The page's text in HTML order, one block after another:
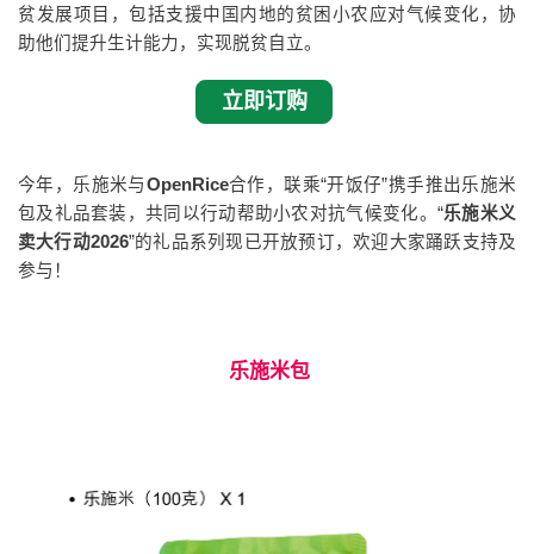
贫发展项目，包括支援中国内地的贫困小农应对气候变化，协
助他们提升生计能力，实现脱贫自立。
立即订购
今年，乐施米与OpenRice合作，联乘“开饭仔”携手推出乐施米
包及礼品套装，共同以行动帮助小农对抗气候变化。“乐施米义
卖大行动2026”的礼品系列现已开放预订，欢迎大家踊跃支持及
参与！
乐施米包